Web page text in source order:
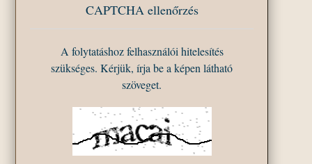
CAPTCHA ellenőrzés
A folytatáshoz felhasználói hitelesítés
szükséges. Kérjük, írja be a képen látható
szöveget.